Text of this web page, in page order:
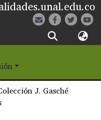
J. Gasché